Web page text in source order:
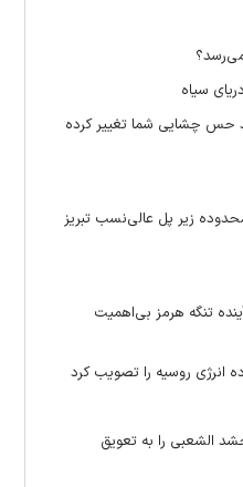
می‌رسد؟
سیاه
حس چشایی شما تغییر کرده
زیر پل عالی‌نسب تبریز
تنگه هرمز بی‌اهمیت
انرژی روسیه را تصویب کرد
الشعبی را به تعویق